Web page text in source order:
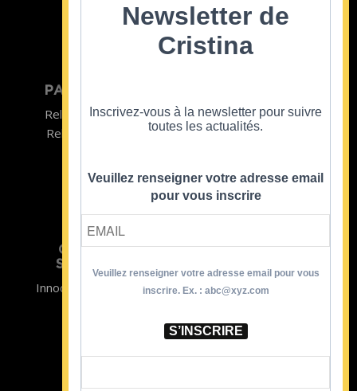
PARTICULIER
Relooking homme
Relooking femme
Team Building
Formations
CRISTINA
SOUTIENT
Innocence en Danger
Contact
Mentions
Newsletter de
Cristina
Inscrivez-vous à la newsletter pour suivre
toutes les actualités.
Veuillez renseigner votre adresse email
pour vous inscrire
Veuillez renseigner votre adresse email pour vous
inscrire. Ex. : abc@xyz.com
S’INSCRIRE